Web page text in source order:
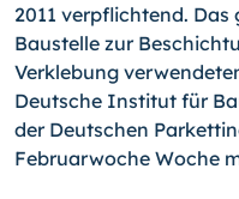
2011 verpflichtend.
Baustelle zur
Verklebung
Deutsche Institut für
der Deutschen
Februarwoche Woche